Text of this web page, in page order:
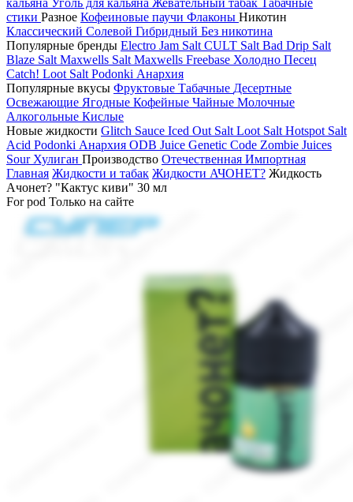
стики Разное Кофеиновые паучи Флаконы Никотин
Классический Солевой Гибридный Без никотина
Популярные бренды Electro Jam Salt CULT Salt Bad Drip Salt
Blaze Salt Maxwells Salt Maxwells Freebase Холодно Песец
Catch! Loot Salt Podonki Анархия
Популярные вкусы Фруктовые Табачные Десертные
Освежающие Ягодные Кофейные Чайные Молочные
Алкогольные Кислые
Новые жидкости Glitch Sauce Iced Out Salt Loot Salt Hotspot Salt
Acid Podonki Анархия ODB Juice Genetic Code Zombie Juices
Sour Хулиган Производство Отечественная Импортная
Главная Жидкости и табак Жидкости АЧОНЕТ? Жидкость
Ачонет? "Кактус киви" 30 мл
For pod Только на сайте